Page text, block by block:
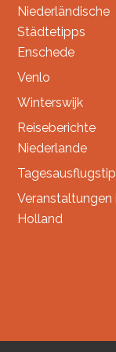
Niederländische
Städtetipps
Enschede
Venlo
Winterswijk
Reiseberichte
Niederlande
Veranstaltungen
Holland